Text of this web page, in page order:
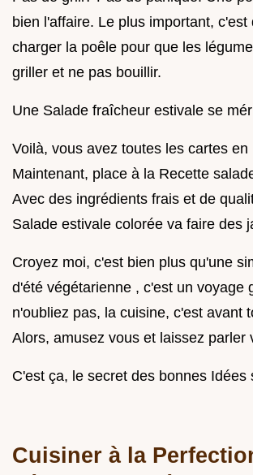
bien l'affaire. Le plus important, c'est
charger la poêle pour que les
griller et ne pas bouillir.
Une Salade fraîcheur estivale se
Voilà, vous avez toutes les cartes en
Maintenant, place à la Recette
Avec des ingrédients frais et de
Salade estivale colorée va faire des
Croyez moi, c'est bien plus qu'une
d'été végétarienne , c'est un voyage
n'oubliez pas, la cuisine, c'est avant
Alors, amusez vous et laissez parler
C'est ça, le secret des bonnes Idées
Cuisiner à la